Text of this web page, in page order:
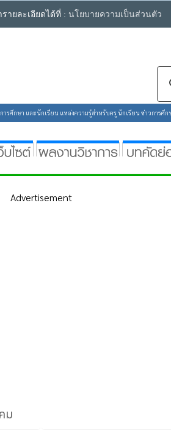
ายละเอียดได้ที่ : นโยบายความเป็นส่วนตัว
ารศึกษา และนักเรียน แหล่งความรู้สำหรับครู นักเรียน ข่าวการ
Advertisement
ม